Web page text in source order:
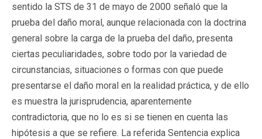
sentido la STS de 31 de mayo de 2000 señaló que la
prueba del daño moral, aunque relacionada con la doctrina
general sobre la carga de la prueba del daño, presenta
ciertas peculiaridades, sobre todo por la variedad de
circunstancias, situaciones o formas con que puede
presentarse el daño moral en la realidad práctica, y de ello
es muestra la jurisprudencia, aparentemente
contradictoria, que no lo es si se tienen en cuenta las
hipótesis a que se refiere. La referida Sentencia explica